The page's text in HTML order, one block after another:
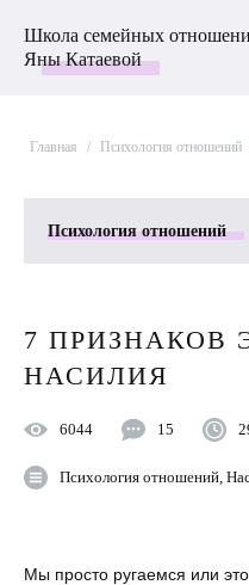
Школа семейных
Яны Катаевой
Главная / Психология отношений
7 ПРИЗНАКОВ
НАСИЛИЯ
6044 15
Психология отношений
Мы просто ругаемся или
Лучшие статьи
Психология отношений
Измена